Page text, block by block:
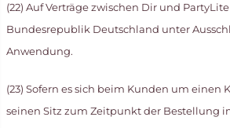
(22) Auf Verträge zwischen Dir und
Bundesrepublik Deutschland unter
Anwendung.
(23) Sofern es sich beim Kunden um einen
seinen Sitz zum Zeitpunkt der Bestellung